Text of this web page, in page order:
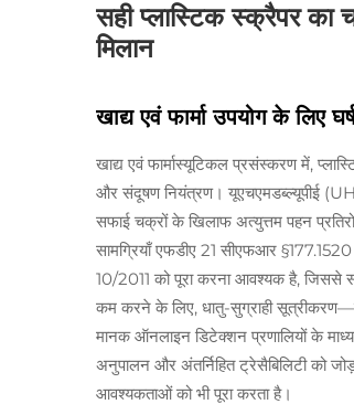
सही प्लास्टिक स्क्रैपर
मिलान
खाद्य एवं फार्मा उपयोग के लिए
खाद्य एवं फार्मास्यूटिकल प्रसंस्करण में,
और संदूषण नियंत्रण। यूएचएमडब्ल्यूपीई
सफाई चक्रों के खिलाफ अत्युत्तम पहन
सामग्रियाँ एफडीए 21 सीएफआर
10/2011 को पूरा करना आवश्यक है, जिससे
कम करने के लिए, धातु-सुग्राही
मानक ऑनलाइन डिटेक्शन प्रणालियों के
अनुपालन और अंतर्निहित ट्रेसैबिलिटी को
आवश्यकताओं को भी पूरा करता है।